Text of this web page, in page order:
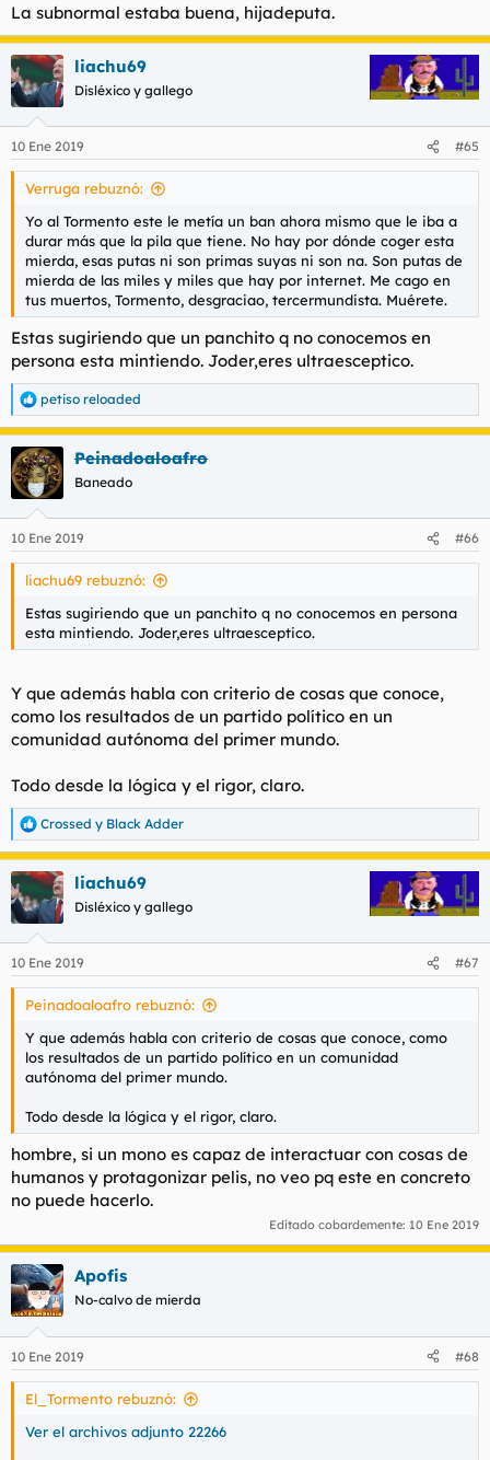
La subnormal estaba buena, hijadeputa.
liachu69
Disléxico y gallego
10 Ene 2019 #65
Verruga rebuznó:
Yo al Tormento este le metía un ban ahora mismo que le iba a
durar más que la pila que tiene. No hay por dónde coger esta
mierda, esas putas ni son primas suyas ni son na. Son putas de
mierda de las miles y miles que hay por internet. Me cago en
tus muertos, Tormento, desgraciao, tercermundista. Muérete.
Estas sugiriendo que un panchito q no conocemos en
persona esta mintiendo. Joder,eres ultraesceptico.
R
e
a
c
c
i
e
s
petiso reloaded
Peinadoaloafro
Baneado
10 Ene 2019 #66
liachu69 rebuznó:
Estas sugiriendo que un panchito q no conocemos en persona
esta mintiendo. Joder,eres ultraesceptico.
Y que además habla con criterio de cosas que conoce,
como los resultados de un partido político en un
comunidad autónoma del primer mundo.
Todo desde la lógica y el rigor, claro.
R
e
a
c
c
e
s
Crossed y Black Adder
liachu69
Disléxico y gallego
10 Ene 2019 #67
Peinadoaloafro rebuznó:
Y que además habla con criterio de cosas que conoce, como
los resultados de un partido político en un comunidad
autónoma del primer mundo.
Todo desde la lógica y el rigor, claro.
hombre, si un mono es capaz de interactuar con cosas de
humanos y protagonizar pelis, no veo pq este en concreto
no puede hacerlo.
Editado cobardemente: 10 Ene 2019
Apofis
No-calvo de mierda
10 Ene 2019 #68
El_Tormento rebuznó:
Ver el archivos adjunto 22266